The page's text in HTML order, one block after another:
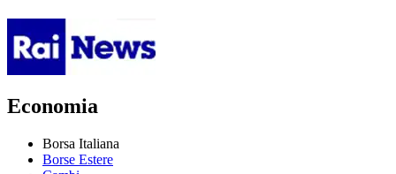
Economia
Borsa Italiana
Borse Estere